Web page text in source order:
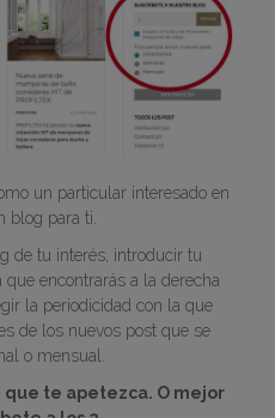
un particular interesado en
blog para ti.
de tu interés, introducir tu
encontrarás a la derecha
la periodicidad con la que
de los nuevos post que se
o mensual.
te apetezca. O mejor